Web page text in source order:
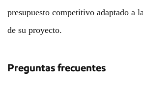
presupuesto competitivo adaptado a
de su proyecto.
Preguntas frecuentes